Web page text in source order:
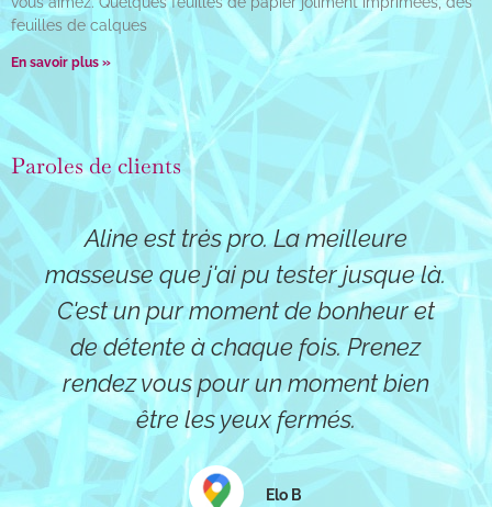
feuilles de calques
En savoir plus »
Paroles de clients
Ma femme et moi sommes allés ce
jour nous faire masser chez Aline et
nous avons adoré ce moment ! Nous
avons opté pour un massage
relaxant chacun de 60min et c'était
top ! La relaxation commence dès
que nous arrivons avec l'accueil
doux et apaisant d'Aline. En ce qui